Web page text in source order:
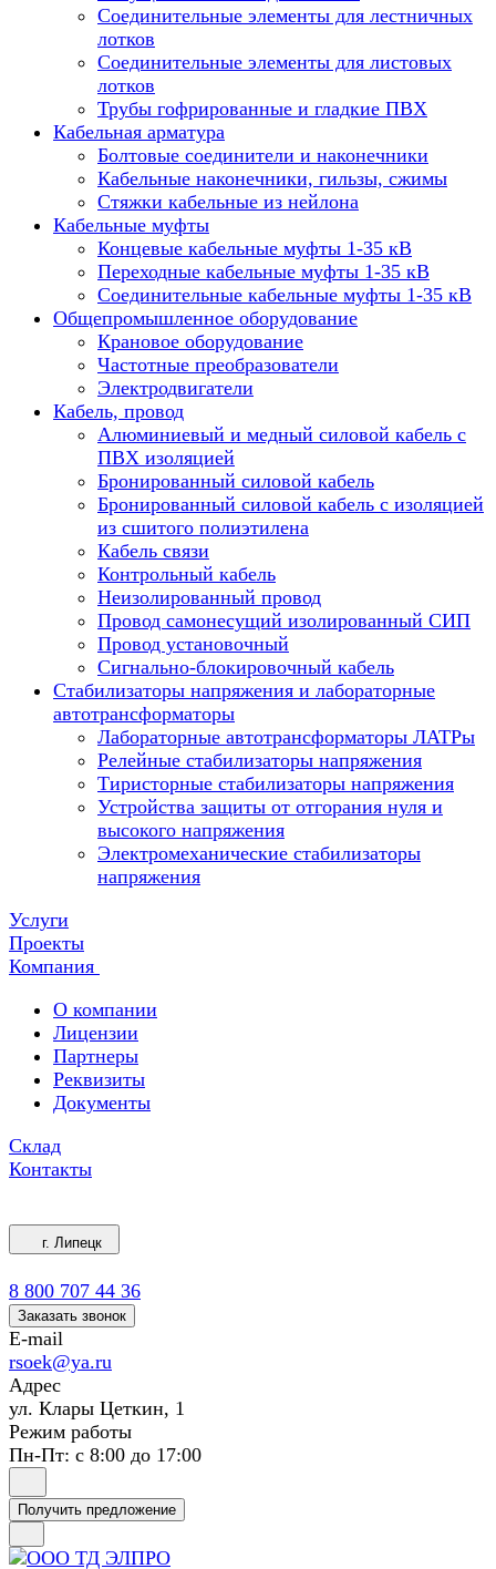
Соединительные элементы для лестничных
лотков
Соединительные элементы для листовых
лотков
Трубы гофрированные и гладкие ПВХ
Кабельная арматура
Болтовые соединители и наконечники
Кабельные наконечники, гильзы, сжимы
Стяжки кабельные из нейлона
Кабельные муфты
Концевые кабельные муфты 1-35 кВ
Переходные кабельные муфты 1-35 кВ
Соединительные кабельные муфты 1-35 кВ
Общепромышленное оборудование
Крановое оборудование
Частотные преобразователи
Электродвигатели
Кабель, провод
Алюминиевый и медный силовой кабель с
ПВХ изоляцией
Бронированный силовой кабель
Бронированный силовой кабель с изоляцией
из сшитого полиэтилена
Кабель связи
Контрольный кабель
Неизолированный провод
Провод самонесущий изолированный СИП
Провод установочный
Сигнально-блокировочный кабель
Стабилизаторы напряжения и лабораторные
автотрансформаторы
Лабораторные автотрансформаторы ЛАТРы
Релейные стабилизаторы напряжения
Тиристорные стабилизаторы напряжения
Устройства защиты от отгорания нуля и
высокого напряжения
Электромеханические стабилизаторы
напряжения
Услуги
Проекты
Компания
О компании
Лицензии
Партнеры
Реквизиты
Документы
Склад
Контакты
г. Липецк
8 800 707 44 36
Заказать звонок
E-mail
rsoek@ya.ru
Адрес
ул. Клары Цеткин, 1
Режим работы
Пн-Пт: с 8:00 до 17:00
Получить предложение